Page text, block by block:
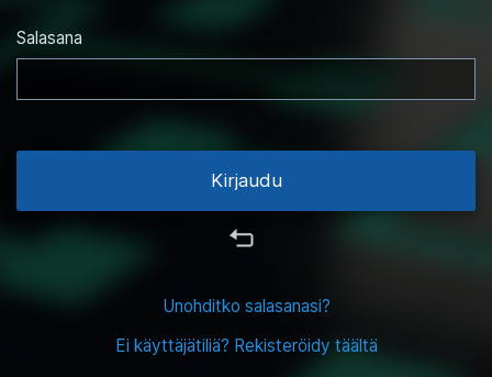
Salasana
Ei käyttäjätiliä? Rekisteröidy täältä